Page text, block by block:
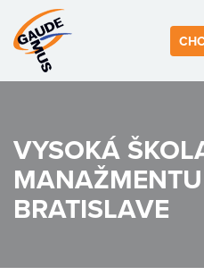
VYSOKÁ
BRATISLAVE